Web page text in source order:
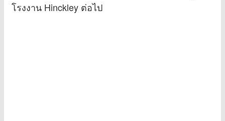
โรงงาน Hinckley ต่อไป